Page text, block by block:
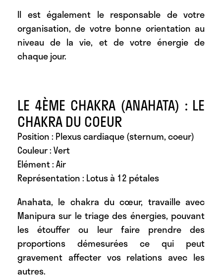
Il est également le responsable de votre
organisation, de votre bonne orientation au
niveau de la vie, et de votre énergie de
chaque jour.
LE 4ÈME CHAKRA (ANAHATA) : LE
CHAKRA DU COEUR
Position : Plexus cardiaque (sternum, coeur)
Couleur : Vert
Elément : Air
Représentation : Lotus à 12 pétales
Anahata, le chakra du cœur, travaille avec
Manipura sur le triage des énergies, pouvant
les étouffer ou leur faire prendre des
proportions démesurées ce qui peut
gravement affecter vos relations avec les
autres.